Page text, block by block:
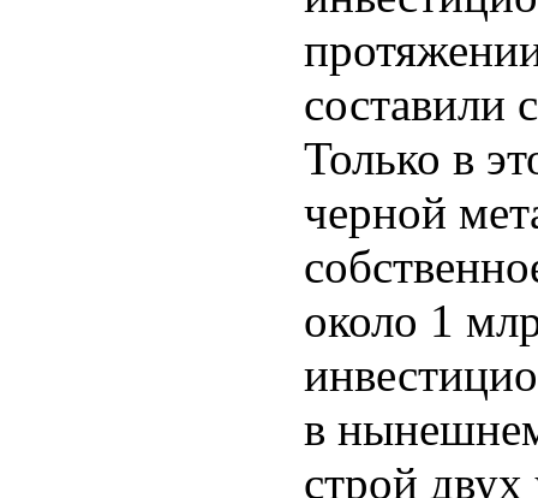
составили
Только в
черной
около 1
в нынешнем
строй двух